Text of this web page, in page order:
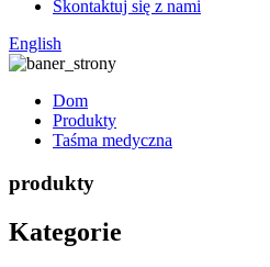
Skontaktuj się z nami
English
Dom
Produkty
Taśma medyczna
produkty
Kategorie